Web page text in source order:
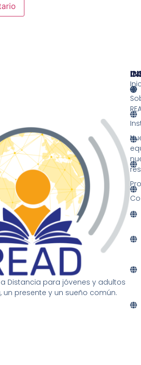
Distancia para jóvenes y adultos
un presente y un sueño común.